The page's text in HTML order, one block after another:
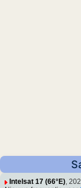
Intelsat 17 (66°E),